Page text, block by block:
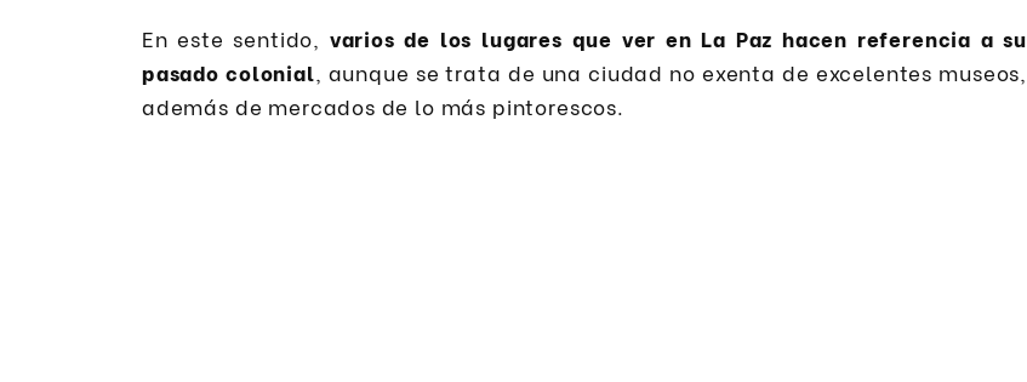
En este sentido, varios de los lugares que ver en La Paz hacen referencia a su
pasado colonial, aunque se trata de una ciudad no exenta de excelentes museos,
además de mercados de lo más pintorescos.